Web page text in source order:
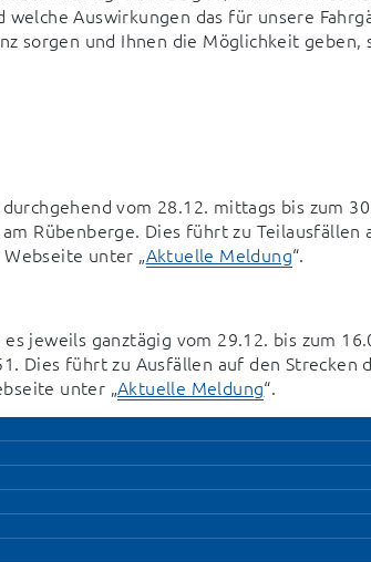
Auswirkungen das für unsere
sorgen und Ihnen die Möglichkeit geben,
vom 28.12. mittags bis zum
Rübenberge. Dies führt zu Teilausfällen
unter „Aktuelle Meldung“.
jeweils ganztägig vom 29.12. bis zum
Dies führt zu Ausfällen auf den Strecken
unter „Aktuelle Meldung“.